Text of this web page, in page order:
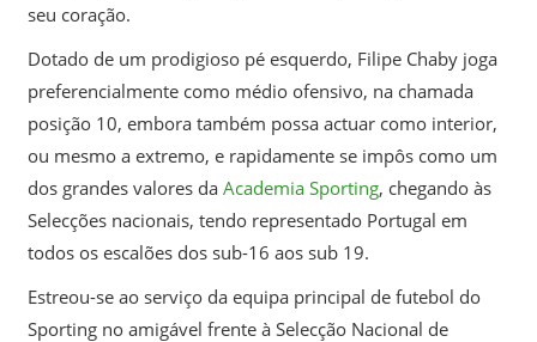
seu coração.
Dotado de um prodigioso pé esquerdo, Filipe Chaby joga
preferencialmente como médio ofensivo, na chamada
posição 10, embora também possa actuar como interior,
ou mesmo a extremo, e rapidamente se impôs como um
dos grandes valores da Academia Sporting, chegando às
Selecções nacionais, tendo representado Portugal em
todos os escalões dos sub-16 aos sub 19.
Estreou-se ao serviço da equipa principal de futebol do
Sporting no amigável frente à Selecção Nacional de